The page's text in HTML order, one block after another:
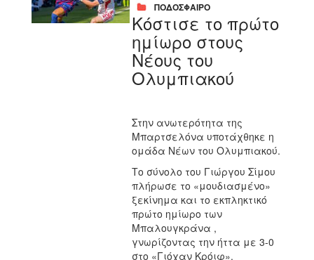
ΠΟΔΟΣΦΑΙΡΟ
Κόστισε το πρώτο
ημίωρο στους
Νέους του
Ολυμπιακού
Στην ανωτερότητα της
Μπαρτσελόνα υποτάχθηκε η
ομάδα Νέων του Ολυμπιακού.
Το σύνολο του Γιώργου Σίμου
πλήρωσε το «μουδιασμένο»
ξεκίνημα και το εκπληκτικό
πρώτο ημίωρο των
Μπαλουγκράνα ,
γνωρίζοντας την ήττα με 3-0
στο «Γιόχαν Κρόιφ».